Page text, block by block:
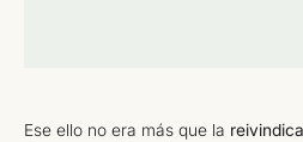
Ese ello no era más que la